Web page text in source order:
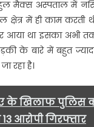
मैक्स अस्पताल में
में ही काम करती
था इसका अभी तक
के बारे में बहुत
रहा है।
के खिलाफ पुलिस
आरोपी गिरफ्तार